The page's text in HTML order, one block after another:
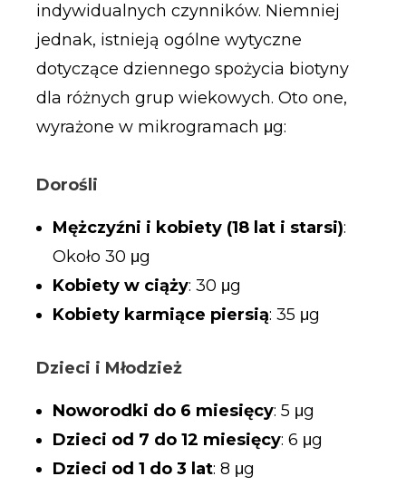
indywidualnych czynników. Niemniej
jednak, istnieją ogólne wytyczne
dotyczące dziennego spożycia biotyny
dla różnych grup wiekowych. Oto one,
wyrażone w mikrogramach μg:
Dorośli
Mężczyźni i kobiety (18 lat i starsi):
Około 30 μg
Kobiety w ciąży: 30 μg
Kobiety karmiące piersią: 35 μg
Dzieci i Młodzież
Noworodki do 6 miesięcy: 5 μg
Dzieci od 7 do 12 miesięcy: 6 μg
Dzieci od 1 do 3 lat: 8 μg